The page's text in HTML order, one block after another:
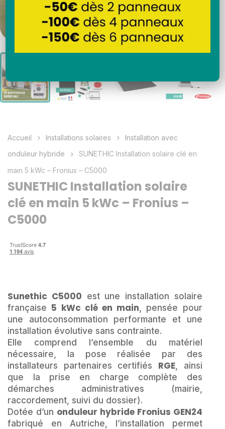
Accueil Installations solaires
Installation avec
onduleur hybride
SUNETHIC Installation solaire clé en
main 5 kWc – Fronius – C5000
SUNETHIC Installation solaire
clé en main 5 kWc – Fronius –
C5000
Sunethic C5000 est une installation solaire
française 5 kWc clé en main , pensée pour
une autoconsommation performante et une
installation évolutive sans contrainte.
Elle comprend l’ensemble du matériel
nécessaire, la pose réalisée par des
installateurs partenaires certifiés RGE , ainsi
que la prise en charge complète des
démarches administratives (mairie,
raccordement, suivi du dossier).
Dotée d’un onduleur hybride Fronius GEN24
fabriqué en Autriche, l’installation permet